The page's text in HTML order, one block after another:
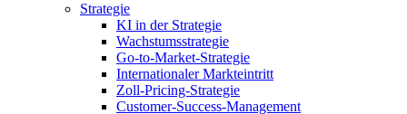
Strategie
KI in der Strategie
Wachstumsstrategie
Go-to-Market-Strategie
Internationaler Markteintritt
Zoll-Pricing-Strategie
Customer-Success-Management